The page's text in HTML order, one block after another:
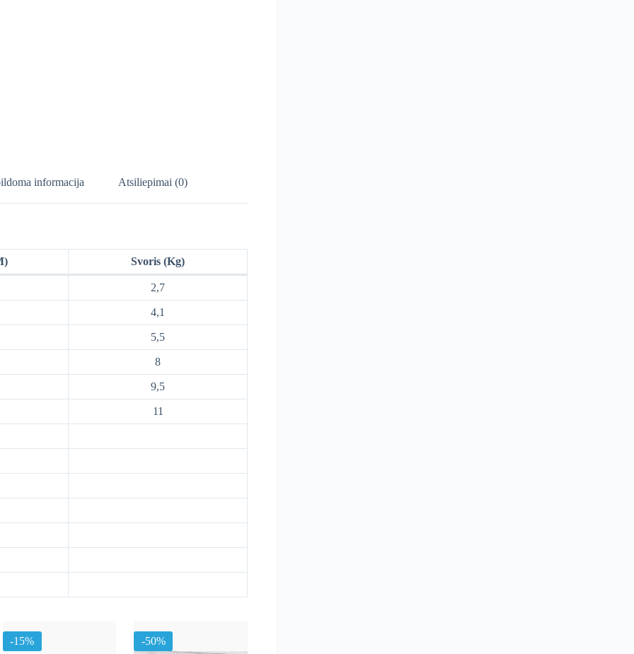
informacija Atsiliepimai (0)
Svoris (Kg)
2,7
4,1
5,5
8
9,5
11
-15% -50%